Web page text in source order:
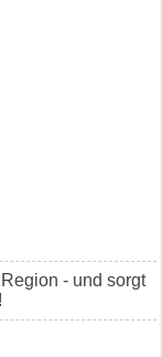
- und sorgt